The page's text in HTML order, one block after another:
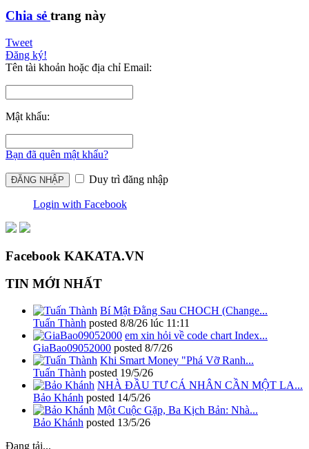
Chia sẻ trang này
Tweet
Đăng ký!
Tên tài khoản hoặc địa chỉ Email:
Mật khẩu:
Bạn đã quên mật khẩu?
Duy trì đăng nhập
Login with Facebook
Facebook KAKATA.VN
TIN MỚI NHẤT
Bí Mật Đằng Sau CHOCH (Change...
Tuấn Thành posted 8/8/26 lúc 11:11
em xin hỏi về code chart Index...
GiaBao09052000 posted 8/7/26
Khi Smart Money "Phá Vỡ Ranh...
Tuấn Thành posted 19/5/26
NHÀ ĐẦU TƯ CÁ NHÂN CẦN MỘT LA...
Bảo Khánh posted 14/5/26
Một Cuộc Gặp, Ba Kịch Bản: Nhà...
Bảo Khánh posted 13/5/26
Đang tải...